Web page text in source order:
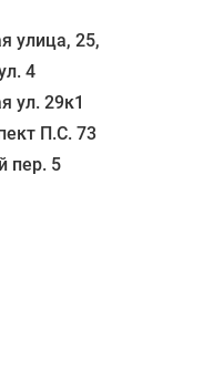
улица, 25,
4
ул. 29к1
П.С. 73